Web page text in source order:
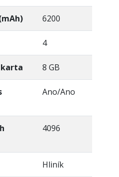
6200
4
karta 8 GB
Ano/Ano
4096
Hliník